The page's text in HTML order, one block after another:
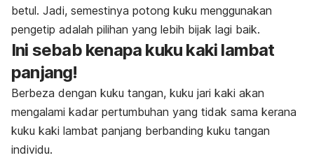
betul. Jadi, semestinya potong kuku menggunakan
pengetip adalah pilihan yang lebih bijak lagi baik.
Ini sebab kenapa kuku kaki lambat
panjang!
Berbeza dengan kuku tangan, kuku jari kaki akan
mengalami kadar pertumbuhan yang tidak sama kerana
kuku kaki lambat panjang berbanding kuku tangan
individu.